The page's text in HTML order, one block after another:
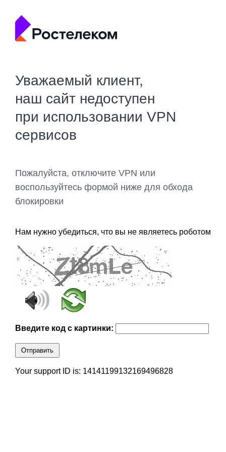
Уважаемый клиент,
наш сайт недоступен
при использовании VPN
сервисов
Пожалуйста, отключите VPN или
воспользуйтесь формой ниже для обхода
блокировки
Нам нужно убедиться, что вы не являетесь роботом
Введите код с картинки:
Отправить
Your support ID is: 14141199132169496828